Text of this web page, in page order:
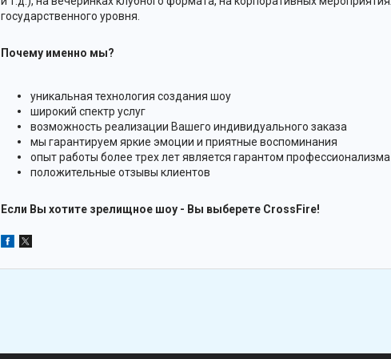
государственного уровня.
Почему именно мы?
уникальная технология создания шоу
широкий спектр услуг
возможность реализации Вашего индивидуального заказа
мы гарантируем яркие эмоции и приятные воспоминания
опыт работы более трех лет является гарантом профессионализма
положительные отзывы клиентов
Если Вы хотите зрелищное шоу - Вы выберете CrossFire!